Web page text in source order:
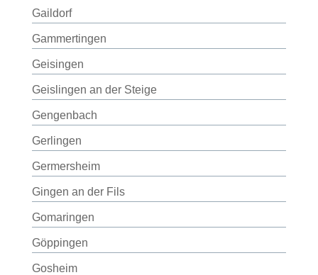
Gaildorf
Gammertingen
Geisingen
Geislingen an der Steige
Gengenbach
Gerlingen
Germersheim
Gingen an der Fils
Gomaringen
Göppingen
Gosheim